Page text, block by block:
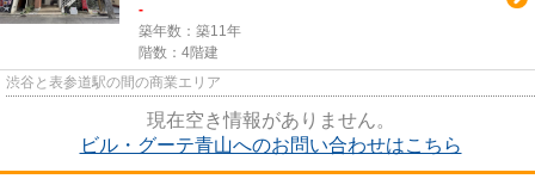
-
築年数：築11年
階数：4階建
渋谷と表参道駅の間の商業エリア
現在空き情報がありません。
ビル・グーテ青山へのお問い合わせはこちら